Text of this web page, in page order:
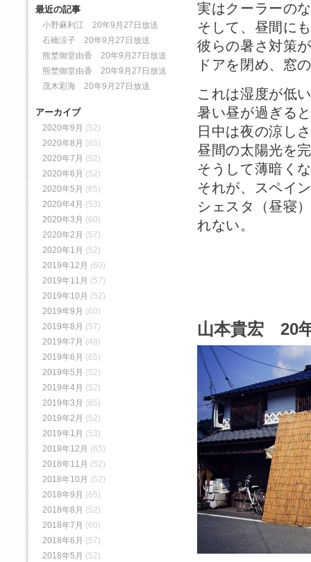
実はクーラーの
そして、昼間に
彼らの暑さ対策
ドアを閉め、窓
これは湿度が低
暑い昼が過ぎる
日中は夜の涼し
昼間の太陽光を
そうして薄暗く
それが、スペイ
シェスタ（昼寝
れない。
山本貴宏 20
最近の記事
小野麻利江 20年9月27日放送
石橋涼子 20年9月27日放送
熊埜御堂由香 20年9月27日放送
熊埜御堂由香 20年9月27日放送
茂木彩海 20年9月27日放送
アーカイブ
2020年9月 (52)
2020年8月 (65)
2020年7月 (52)
2020年6月 (52)
2020年5月 (65)
2020年4月 (53)
2020年3月 (60)
2020年2月 (57)
2020年1月 (52)
2019年12月 (60)
2019年11月 (57)
2019年10月 (52)
2019年9月 (60)
2019年8月 (57)
2019年7月 (48)
2019年6月 (65)
2019年5月 (52)
2019年4月 (52)
2019年3月 (65)
2019年2月 (52)
2019年1月 (53)
2018年12月 (65)
2018年11月 (52)
2018年10月 (52)
2018年9月 (65)
2018年8月 (52)
2018年7月 (60)
2018年6月 (57)
2018年5月 (52)